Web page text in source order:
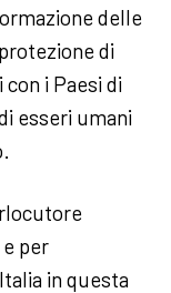
delle
di
i Paesi di
esseri umani
per
in questa